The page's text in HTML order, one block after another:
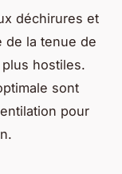
déchirures et
de la tenue de
hostiles.
sont
pour